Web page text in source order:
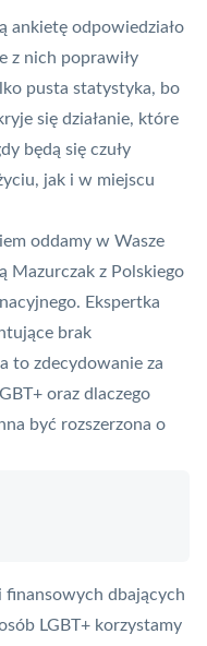
ankietę odpowiedziało
z nich poprawiły
pusta statystyka, bo
się działanie, które
będą się czuły
jak i w miejscu
oddamy w Wasze
Mazurczak z Polskiego
Ekspertka
brak
to zdecydowanie za
oraz dlaczego
być rozszerzona o
dbających
LGBT+ korzystamy